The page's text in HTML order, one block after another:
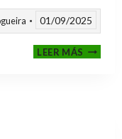
01/09/2025
LEER MÁSVI